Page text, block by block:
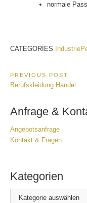
normale
CATEGORIES
PREVIOUS POST
Previous
Berufskleidung Handel
Anfrage &
Angebotsanfrage
Kontakt & Fragen
Kategorien
Kategorien